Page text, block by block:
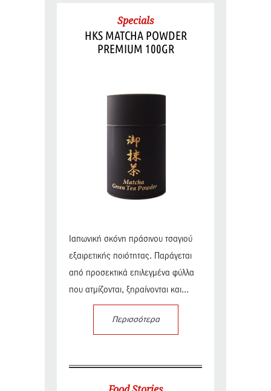
Specials
HKS MATCHA POWDER
PREMIUM 100GR
Ιαπωνική σκόνη πράσινου τσαγιού
εξαιρετικής ποιότητας. Παράγεται
από προσεκτικά επιλεγμένα φύλλα
που ατμίζονται, ξηραίνονται και...
Περισσότερα